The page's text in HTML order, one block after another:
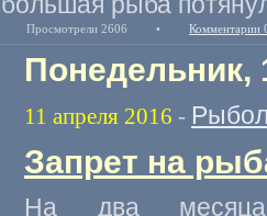
Просмотрели 2606 • Комментарии
Понедельник,
11 апреля 2016 -
Запрет на
На два месяца